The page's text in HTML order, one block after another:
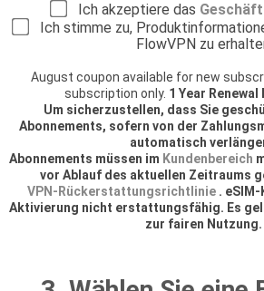
Ich akzeptiere das
Ich stimme zu,
FlowVPN zu
August coupon available for new
subscription only. 1 Year
Um sicherzustellen, dass Sie
Abonnements, sofern von der
automatisch
Abonnements müssen im Kundenbereich
vor Ablauf des aktuellen Zeitraums
VPN-Rückerstattungsrichtlinie. eSIM-
Aktivierung nicht erstattungsfähig. Es
zur fairen Nutzung.